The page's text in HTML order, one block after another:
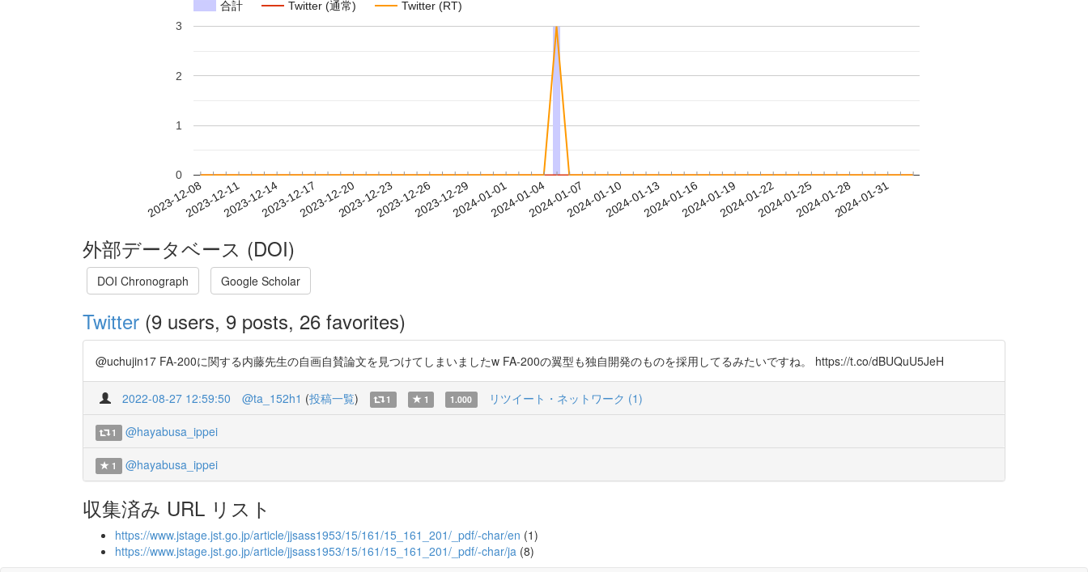
合計 Twitter (通常) Twitter (RT)
2023-12-082023-12-112023-12-142023-12-172023-12-202023-12-232023-12-262023-12-292024-01-012024-01-042024-01-072024-01-102024-01-132024-01-162024-01-192024-01-222024-01-252024-01-282024-01-31
0
1
2
3
外部データベース (DOI)
DOI Chronograph Google Scholar
Twitter (9 users, 9 posts, 26 favorites)
@uchujin17 FA-200に関する内藤先生の自画自賛論文を見つけてしまいましたw FA-200の翼型も独自開発のものを採用してるみたいですね。 https://t.co/dBUQuU5JeH
2022-08-27 12:59:50 @ta_152h1 (投稿一覧) 1 1 1.000 リツイート・ネットワーク (1)
1 @hayabusa_ippei
1 @hayabusa_ippei
収集済み URL リスト
https://www.jstage.jst.go.jp/article/jjsass1953/15/161/15_161_201/_pdf/-char/en (1)
https://www.jstage.jst.go.jp/article/jjsass1953/15/161/15_161_201/_pdf/-char/ja (8)